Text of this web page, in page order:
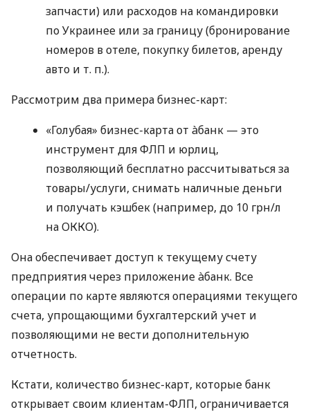
запчасти) или расходов на командировки
по Украинее или за границу (бронирование
номеров в отеле, покупку билетов, аренду
авто и т. п.).
Рассмотрим два примера бизнес-карт:
«Голубая» бизнес-карта от àбанк — это
инструмент для ФЛП и юрлиц,
позволяющий бесплатно рассчитываться за
товары/услуги, снимать наличные деньги
и получать кэшбек (например, до 10 грн/л
на ОККО).
Она обеспечивает доступ к текущему счету
предприятия через приложение àбанк. Все
операции по карте являются операциями текущего
счета, упрощающими бухгалтерский учет и
позволяющими не вести дополнительную
отчетность.
Кстати, количество бизнес-карт, которые банк
открывает своим клиентам-ФЛП, ограничивается